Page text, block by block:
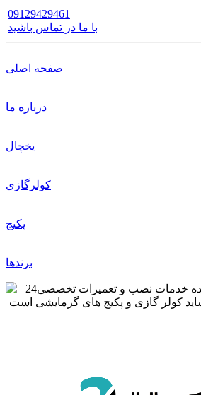
09129429461
با ما در تماس باشید
صفحه اصلی
درباره ما
یخچال
کولرگازی
پکیج
برندها